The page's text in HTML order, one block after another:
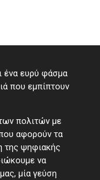
ένα ευρύ φάσμα
που εμπίπτουν
πολιτών με
αφορούν τα
της ψηφιακής
να
μία γεύση